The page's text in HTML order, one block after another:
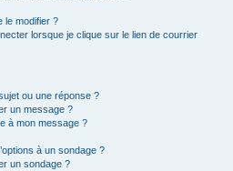
le modifier ?
lorsque je clique sur le lien de courrier
ou une réponse ?
un message ?
à mon message ?
à un sondage ?
un sondage ?